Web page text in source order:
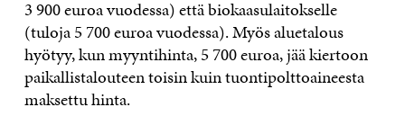
3 900 euroa vuodessa) että biokaasulaitokselle
(tuloja 5 700 euroa vuodessa). Myös aluetalous
hyötyy, kun myyntihinta, 5 700 euroa, jää kiertoon
paikallistalouteen toisin kuin tuontipolttoaineesta
maksettu hinta.